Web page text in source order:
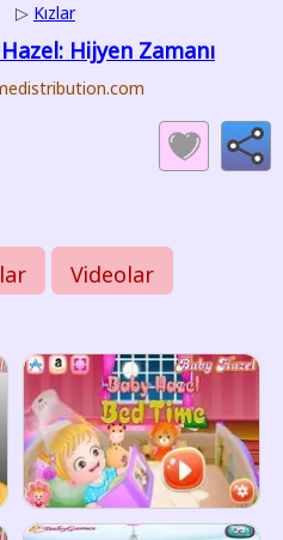
▷ Kızlar
Hijyen Zamanı
Videolar